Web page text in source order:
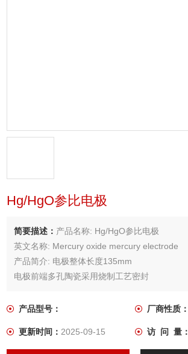
Hg/HgO参比电极
简要描述： 产品名称: Hg/HgO参比电极
英文名称: Mercury oxide mercury electrode
产品简介: 电极整体长度135mm
电极前端多孔陶瓷采用烧制工艺密封
产品型号：
厂商性质：
更新时间：2025-09-15 访 问 量：